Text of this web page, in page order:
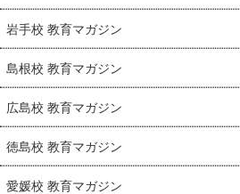
岩手校 教育マガジン
島根校 教育マガジン
広島校 教育マガジン
徳島校 教育マガジン
愛媛校 教育マガジン